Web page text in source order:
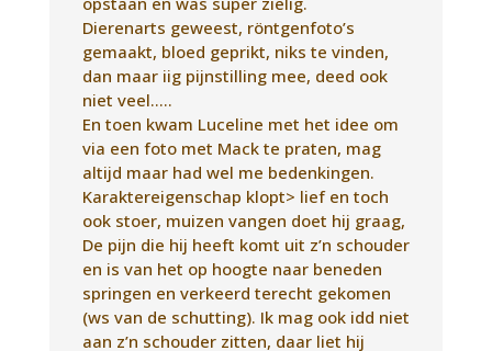
De pijn die hij heeft komt uit z’n schouder
en is van het op hoogte naar beneden
springen en verkeerd terecht gekomen
(ws van de schutting). Ik mag ook idd niet
aan z’n schouder zitten, daar liet hij
trouwens bij de dierenarts niks van
merken, (komt het stoere naar boven).
Hij loopt nu weer goed, springt weer en
gaat weer achter de muizen aan.
Hij heeft tegen Luceline gezegd dat hij
hier een leuk leven heeft met de andere
4 katten. De knuffel na het gesprek heb
ik gehad van Mack. Het was een leuke en
interessante ervaring.